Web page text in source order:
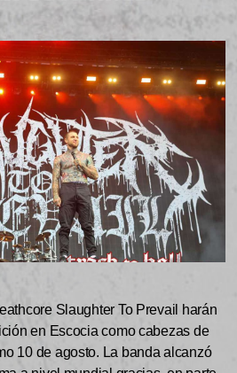
Slaughter To Prevail harán
en Escocia como cabezas de
10 de agosto. La banda alcanzó